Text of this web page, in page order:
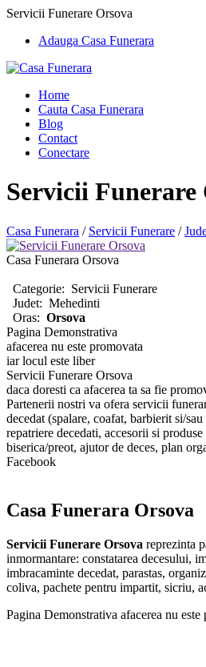
Servicii Funerare Orsova
Adauga Casa Funerara
Home
Cauta Casa Funerara
Blog
Contact
Conectare
Servicii Funerare
Casa Funerara / Servicii Funerare /
Casa Funerara Orsova
Categorie: Servicii Funerare
Judet: Mehedinti
Oras: Orsova
Pagina Demonstrativa
afacerea nu este promovata
iar locul este liber
Servicii Funerare Orsova
daca doresti ca afacerea ta sa fie
Partenerii nostri va ofera servicii
decedat (spalare, coafat, barbierit si/
repatriere decedati, accesorii si
biserica/preot, ajutor de deces, plan
Facebook
Casa Funerara Orsova
Servicii Funerare Orsova reprezinta
inmormantare: constatarea decesului,
imbracaminte decedat, parastas,
coliva, pachete pentru impartit, sicriu,
Pagina Demonstrativa afacerea nu